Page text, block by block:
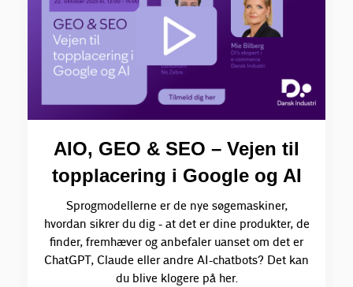
AIO, GEO & SEO – Vejen til
topplacering i Google og AI
Sprogmodellerne er de nye søgemaskiner,
hvordan sikrer du dig - at det er dine produkter, de
finder, fremhæver og anbefaler uanset om det er
ChatGPT, Claude eller andre AI-chatbots? Det kan
du blive klogere på her.